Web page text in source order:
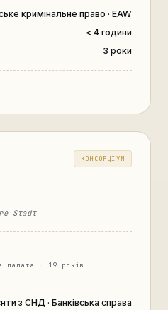
кримінальне право · EAW
< 4 години
3 роки
КОНСОРЦІУМ
Stadt
палата · 19 років
з СНД · Банківська справа